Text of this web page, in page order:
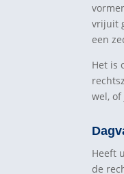
vrijuit
een
Het is
wel,
Heeft
de